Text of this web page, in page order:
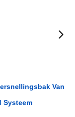
Van
Systeem